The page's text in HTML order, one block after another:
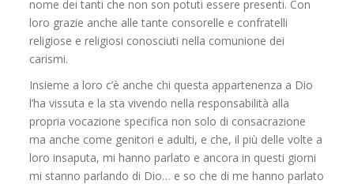
nome dei tanti che non son potuti essere presenti. Con
loro grazie anche alle tante consorelle e confratelli
religiose e religiosi conosciuti nella comunione dei
carismi.
Insieme a loro c’è anche chi questa appartenenza a Dio
l’ha vissuta e la sta vivendo nella responsabilità alla
propria vocazione specifica non solo di consacrazione
ma anche come genitori e adulti, e che, il più delle volte a
loro insaputa, mi hanno parlato e ancora in questi giorni
mi stanno parlando di Dio… e so che di me hanno parlato